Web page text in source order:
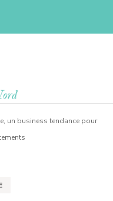
un business tendance pour